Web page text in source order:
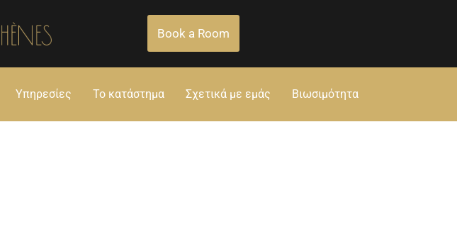
Book a Room
Υπηρεσίες Το κατάστημα Σχετικά με εμάς Βιωσιμότητα